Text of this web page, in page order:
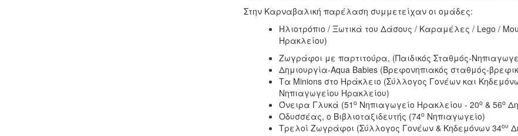
Στην Καρναβαλική παρέλαση συμμετείχαν οι ομάδες:
Ηλιοτρόπιο / Ξωτικά του Δάσους / Καραμέλες / Lego /
Ηρακλείου)
Ζωγράφοι με παρτιτούρα, (Παιδικός Σταθμός-
Δημιουργία-Aqua Babies (Βρεφονηπιακός σταθμός-
Τα Minions στο Ηράκλειο (Σύλλογος Γονέων και
Νηπιαγωγείου Ηρακλείου)
Όνειρα Γλυκά (51 οΝηπιαγωγείο Ηρακλείου - 20ο& 56ο
Οδυσσέας, ο Βιβλιοταξιδευτής (74οΝηπιαγωγείο)
Τρελοί Ζωγράφοι (Σύλλογος Γονέων & Κηδεμόνων 34ου